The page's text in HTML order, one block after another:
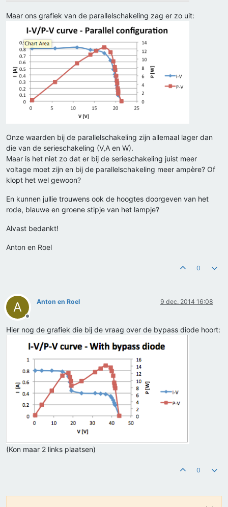
Maar ons grafiek van de parallelschakeling zag er zo uit:
Onze waarden bij de parallelschakeling zijn allemaal lager dan
die van de serieschakeling (V,A en W).
Maar is het niet zo dat er bij de serieschakeling juist meer
voltage moet zijn en bij de parallelschakeling meer ampère? Of
klopt het wel gewoon?
En kunnen jullie trouwens ook de hoogtes doorgeven van het
rode, blauwe en groene stipje van het lampje?
Alvast bedankt!
Anton en Roel
0
A
Offline
Anton en Roel 9 dec. 2014 16:08
Hier nog de grafiek die bij de vraag over de bypass diode hoort:
(Kon maar 2 links plaatsen)
0